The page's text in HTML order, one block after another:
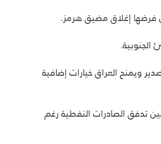
فرضها إغلاق مضيق هرمز.
الجنوبية.
ويمنح العراق خيارات إضافية
تدفق الصادرات النفطية رغم